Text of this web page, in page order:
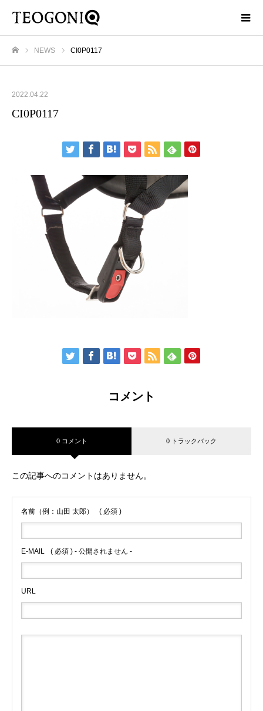
NEWS CI0P0117
2022.04.22
CI0P0117
コメント
0 コメント 0 トラックバック
この記事へのコメントはありません。
名前（例：山田 太郎） ( 必須 )
E-MAIL ( 必須 ) - 公開されません -
URL